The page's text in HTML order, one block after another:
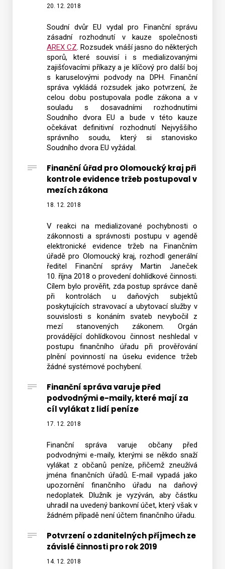
20. 12. 2018
Soudní dvůr EU vydal pro Finanční správu
zásadní rozhodnutí v kauze společnosti
AREX CZ. Rozsudek vnáší jasno do některých
sporů, které souvisí i s medializovanými
zajišťovacími příkazy a je klíčový pro další boj
s karuselovými podvody na DPH. Finanční
správa vykládá rozsudek jako potvrzení, že
celou dobu postupovala podle zákona a v
souladu s dosavadními rozhodnutími
Soudního dvora EU a bude v této kauze
očekávat definitivní rozhodnutí Nejvyššího
správního soudu, který si stanovisko
Soudního dvora EU vyžádal.
Finanční úřad pro Olomoucký kraj při
kontrole evidence tržeb postupoval v
mezích zákona
18. 12. 2018
V reakci na medializované pochybnosti o
zákonnosti a správnosti postupu v agendě
elektronické evidence tržeb na Finančním
úřadě pro Olomoucký kraj, rozhodl generální
ředitel Finanční správy Martin Janeček
10. října 2018 o provedení dohlídkové činnosti.
Cílem bylo prověřit, zda postup správce daně
při kontrolách u daňových subjektů
poskytujících stravovací a ubytovací služby v
souvislosti s konáním svateb nevybočil z
mezí stanovených zákonem. Orgán
provádějící dohlídkovou činnost neshledal v
postupu finančního úřadu při prověřování
plnění povinností na úseku evidence tržeb
žádné systémové pochybení.
Finanční správa varuje před
podvodnými e-maily, které mají za
cíl vylákat z lidí peníze
17. 12. 2018
Finanční správa varuje občany před
podvodnými e-maily, kterými se někdo snaží
vylákat z občanů peníze, přičemž zneužívá
jména finančních úřadů. E-mail vypadá jako
upozornění finančního úřadu na daňový
nedoplatek. Dlužník je vyzýván, aby částku
uhradil na uvedený bankovní účet, který však v
žádném případě není účtem finančního úřadu.
Potvrzení o zdanitelných příjmech ze
závislé činnosti pro rok 2019
14. 12. 2018